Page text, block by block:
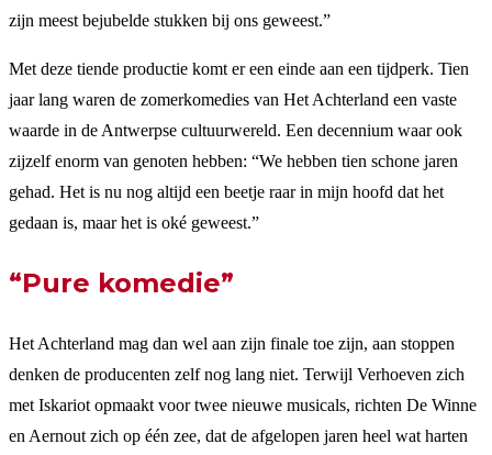
zijn meest bejubelde stukken bij ons geweest.”
Met deze tiende productie komt er een einde aan een tijdperk. Tien
jaar lang waren de zomerkomedies van Het Achterland een vaste
waarde in de Antwerpse cultuurwereld. Een decennium waar ook
zijzelf enorm van genoten hebben: “We hebben tien schone jaren
gehad. Het is nu nog altijd een beetje raar in mijn hoofd dat het
gedaan is, maar het is oké geweest.”
“Pure komedie”
Het Achterland mag dan wel aan zijn finale toe zijn, aan stoppen
denken de producenten zelf nog lang niet. Terwijl Verhoeven zich
met Iskariot opmaakt voor twee nieuwe musicals, richten De Winne
en Aernout zich op één zee, dat de afgelopen jaren heel wat harten